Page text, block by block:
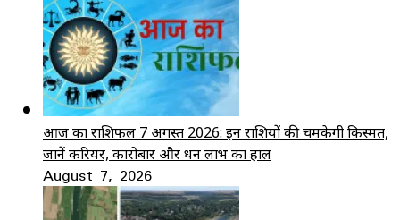
आज का राशिफल 7 अगस्त 2026: इन राशियों की चमकेगी किस्मत,
जानें करियर, कारोबार और धन लाभ का हाल
August 7, 2026